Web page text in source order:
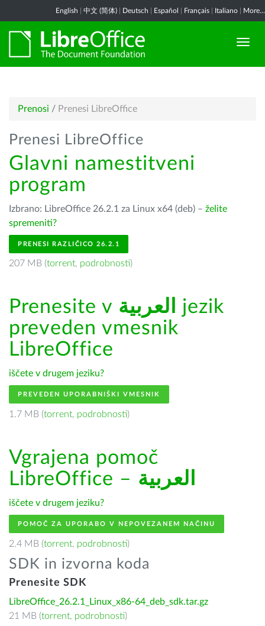
English 中文 (简体) Deutsch Español Français Italiano More...
Prenosi / Prenesi LibreOffice
Prenesi LibreOffice
Glavni namestitveni
program
Izbrano: LibreOffice 26.2.1 za Linux x64 (deb) – želite
spremeniti?
PRENESI RAZLIČICO 26.2.1
207 MB (torrent, podrobnosti)
Prenesite v العربية
jezik
preveden vmesnik
LibreOffice
iščete v drugem jeziku?
PREVEDEN UPORABNIŠKI VMESNIK
1.7 MB (torrent, podrobnosti)
Vgrajena pomoč
LibreOffice – العربية
iščete v drugem jeziku?
POMOČ ZA UPORABO V NEPOVEZANEM NAČINU
2.4 MB (torrent, podrobnosti)
SDK in izvorna koda
Prenesite SDK
LibreOffice_26.2.1_Linux_x86-64_deb_sdk.tar.gz
21 MB (torrent, podrobnosti)